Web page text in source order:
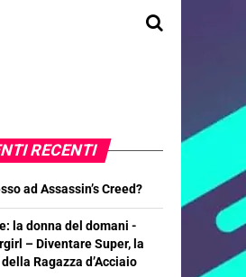
RECENTI
ad Assassin’s Creed?
la donna del domani -
– Diventare Super, la
Ragazza d’Acciaio